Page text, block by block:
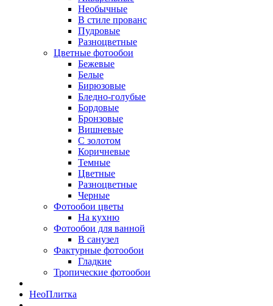
Необычные
В стиле прованс
Пудровые
Разноцветные
Цветные фотообои
Бежевые
Белые
Бирюзовые
Бледно-голубые
Бордовые
Бронзовые
Вишневые
С золотом
Коричневые
Темные
Цветные
Разноцветные
Черные
Фотообои цветы
На кухню
Фотообои для ванной
В санузел
Фактурные фотообои
Гладкие
Тропические фотообои
НеоПлитка